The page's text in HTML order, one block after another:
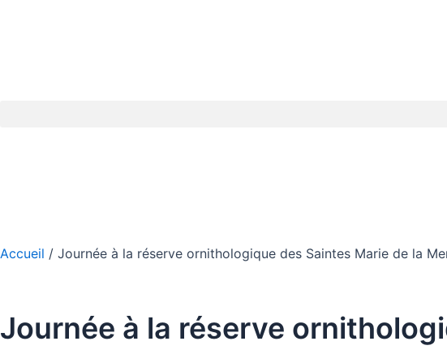
Accueil / Journée à la réserve ornithologique des Saintes Marie de la
Journée à la réserve